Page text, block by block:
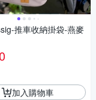
推車收納掛袋-燕麥
加入購物車